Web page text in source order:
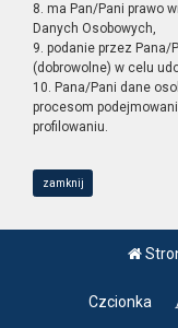
8. ma Pan/Pani prawo
Danych Osobowych,
9. podanie przez
(dobrowolne) w celu
10. Pana/Pani dane
procesom
profilowaniu.
zamknij
Czcionka